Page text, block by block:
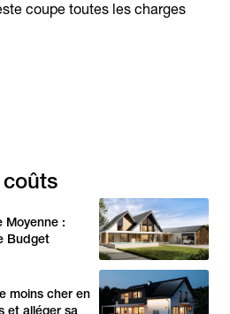
coupe toutes les charges
Moyenne :
Budget
moins cher en
et alléger sa